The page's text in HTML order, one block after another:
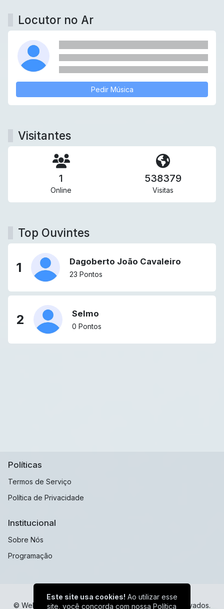
Locutor no Ar
Pedir Música
Visitantes
1
Online
538379
Visitas
Top Ouvintes
1 Dagoberto João Cavaleiro
23 Pontos
2 Selmo
0 Pontos
Políticas
Termos de Serviço
Política de Privacidade
Institucional
Sobre Nós
Programação
© Web Radio Sulamericana - Todos os direitos reservados.
Este site usa cookies! Ao utilizar esse
site, você concorda com nossaPolítica